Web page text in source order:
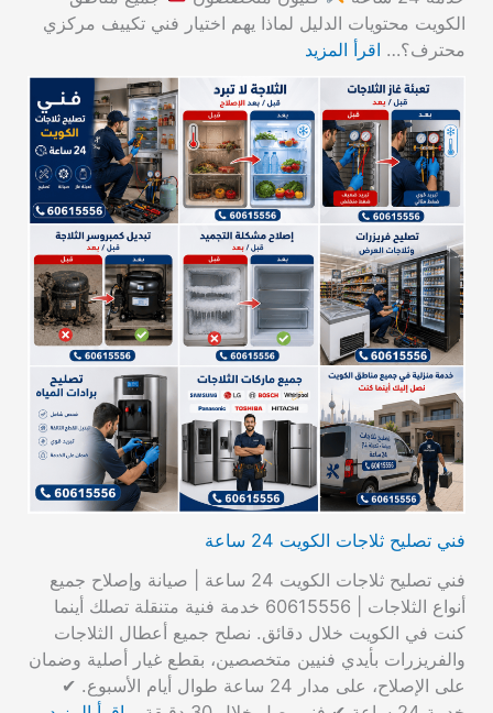
الكويت محتويات الدليل لماذا يهم اختيار فني تكييف مركزي
محترف؟… اقرأ المزيد
فني تصليح ثلاجات الكويت 24 ساعة
فني تصليح ثلاجات الكويت 24 ساعة | صيانة وإصلاح جميع
أنواع الثلاجات | 60615556 خدمة فنية متنقلة تصلك أينما
كنت في الكويت خلال دقائق. نصلح جميع أعطال الثلاجات
والفريزرات بأيدي فنيين متخصصين، بقطع غيار أصلية وضمان
على الإصلاح، على مدار 24 ساعة طوال أيام الأسبوع. ✔